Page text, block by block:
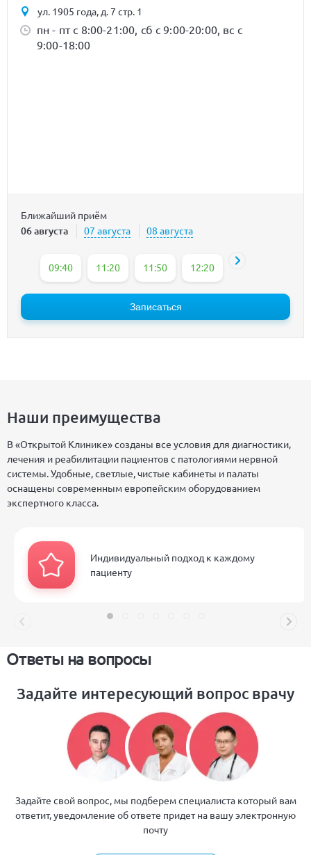
ул. 1905 года, д. 7 стр. 1
пн - пт с 8:00-21:00, сб с 9:00-20:00, вс с
9:00-18:00
Ближайший приём
06 августа 07 августа 08 августа
09:40 11:20 11:50 12:20 13:35
Записаться
Ответы на вопросы
Задайте интересующий вопрос врачу
Задайте свой вопрос, мы подберем специалиста который вам
ответит, уведомление об ответе придет на вашу электронную
почту
Наши преимущества
В «Открытой Клинике» созданы все условия для диагностики,
лечения и реабилитации пациентов с патологиями нервной
системы. Удобные, светлые, чистые кабинеты и палаты
оснащены современным европейским оборудованием
экспертного класса.
Индивидуальный подход к каждому
пациенту